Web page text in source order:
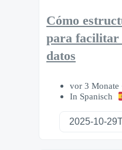
Cómo
para facilitar
datos
vor 3 Monate
In Spanisch